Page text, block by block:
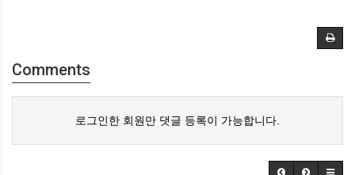
Comments
로그인한 회원만 댓글 등록이 가능합니다.